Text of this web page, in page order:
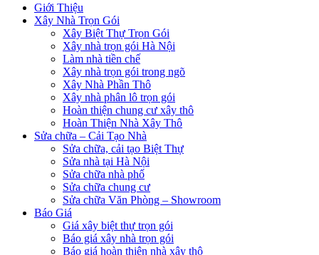
Giới Thiệu
Xây Nhà Trọn Gói
Xây Biệt Thự Trọn Gói
Xây nhà trọn gói Hà Nội
Làm nhà tiền chế
Xây nhà trọn gói trong ngõ
Xây Nhà Phần Thô
Xây nhà phân lô trọn gói
Hoàn thiện chung cư xây thô
Hoàn Thiện Nhà Xây Thô
Sửa chữa – Cải Tạo Nhà
Sửa chữa, cải tạo Biệt Thự
Sửa nhà tại Hà Nội
Sửa chữa nhà phố
Sửa chữa chung cư
Sửa chữa Văn Phòng – Showroom
Báo Giá
Giá xây biệt thự trọn gói
Báo giá xây nhà trọn gói
Báo giá hoàn thiện nhà xây thô